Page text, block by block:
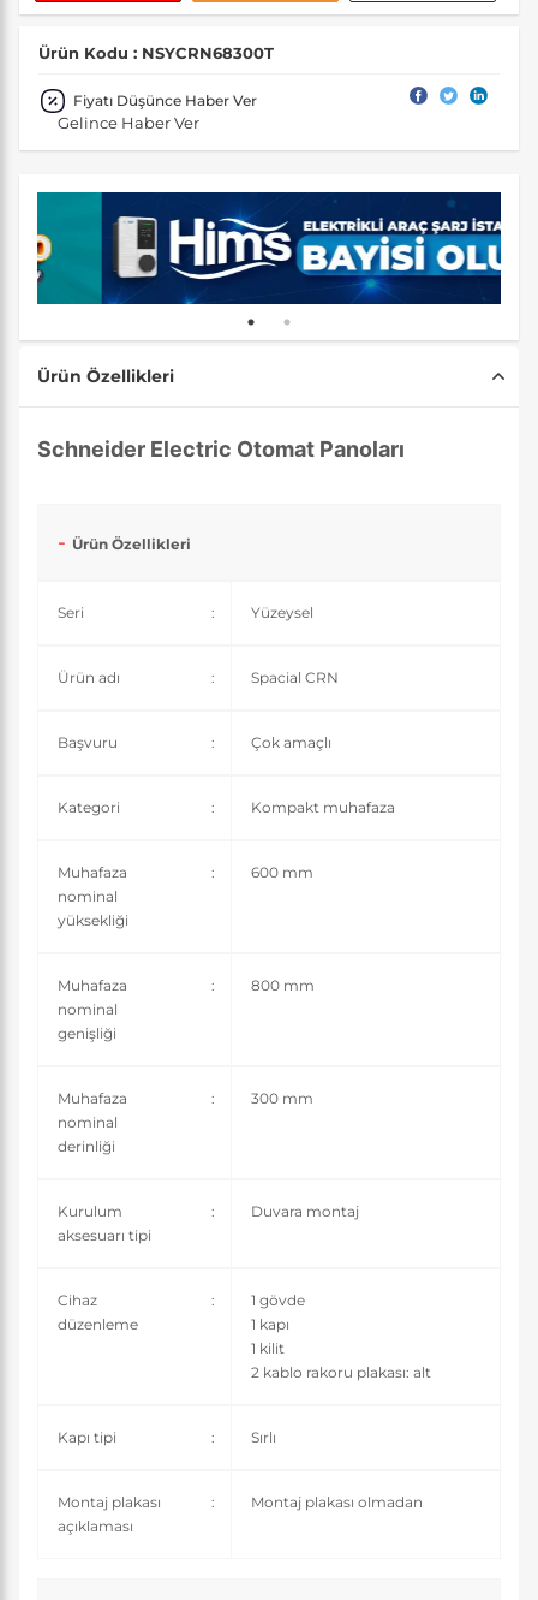
Ürün Kodu : NSYCRN68300T
Fiyatı Düşünce Haber Ver
Gelince Haber Ver
Ürün Özellikleri
Schneider Electric Otomat Panoları
Ürün Özellikleri
Seri : Yüzeysel
Ürün adı : Spacial CRN
Başvuru : Çok amaçlı
Kategori : Kompakt muhafaza
Muhafaza
nominal
yüksekliği
: 600 mm
Muhafaza
nominal
genişliği
: 800 mm
Muhafaza
nominal
derinliği
: 300 mm
Kurulum
aksesuarı tipi
: Duvara montaj
Cihaz
düzenleme
:
1 gövde
1 kapı
1 kilit
2 kablo rakoru plakası: alt
Kapı tipi : Sırlı
Montaj plakası
açıklaması
: Montaj plakası olmadan